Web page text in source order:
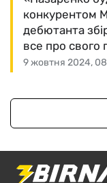
9 жовтня 2024,
конкурентом
дебютанта
все про свого